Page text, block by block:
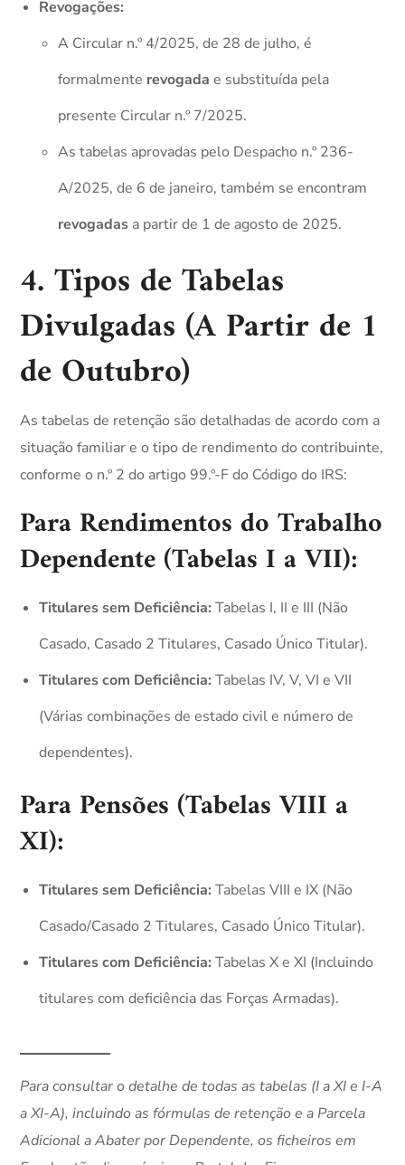
Revogações:
A Circular n.º 4/2025, de 28 de julho, é
formalmente revogada e substituída pela
presente Circular n.º 7/2025.
As tabelas aprovadas pelo Despacho n.º 236-
A/2025, de 6 de janeiro, também se encontram
revogadasa partir de 1 de agosto de 2025.
4. Tipos de Tabelas
Divulgadas (A Partir de 1
de Outubro)
As tabelas de retenção são detalhadas de acordo com a
situação familiar e o tipo de rendimento do contribuinte,
conforme o n.º 2 do artigo 99.º-F do Código do IRS:
Para Rendimentos do Trabalho
Dependente (Tabelas I a VII):
Titulares sem Deficiência: Tabelas I, II e III (Não
Casado, Casado 2 Titulares, Casado Único Titular).
Titulares com Deficiência: Tabelas IV, V, VI e VII
(Várias combinações de estado civil e número de
dependentes).
Para Pensões (Tabelas VIII a
XI):
Titulares sem Deficiência: Tabelas VIII e IX (Não
Casado/Casado 2 Titulares, Casado Único Titular).
Titulares com Deficiência: Tabelas X e XI (Incluindo
titulares com deficiência das Forças Armadas).
Para consultar o detalhe de todas as tabelas (I a XI e I-A
a XI-A), incluindo as fórmulas de retenção e a Parcela
Adicional a Abater por Dependente, os ficheiros em